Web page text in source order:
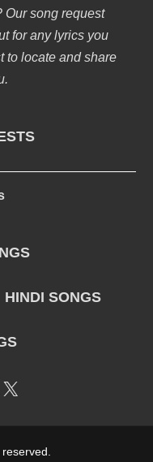
Our song request
for any lyrics you
to locate and share
HINDI SONGS
X